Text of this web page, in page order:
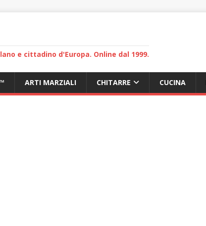
e cittadino d'Europa. Online dal 1999.
ARTI MARZIALI CHITARRE CUCINA